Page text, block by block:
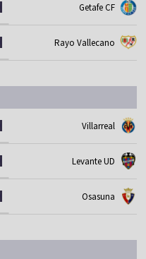
Getafe CF
Rayo Vallecano
Villarreal
Levante UD
Osasuna